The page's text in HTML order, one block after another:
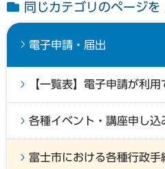
同じカテゴリのページを
電子申請・届出
【一覧表】電子申請が利
各種イベント・講座申し込
富士市における各種行政